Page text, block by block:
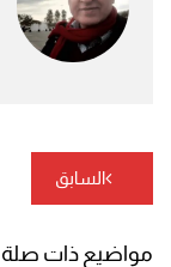
تصفّح
المقالات
السابق
مواضيع ذات صلة